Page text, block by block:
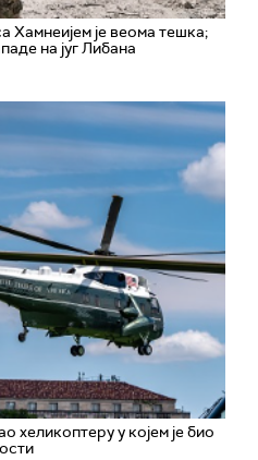
Хамнеијем је веома тешка;
на југ Либана
хеликоптеру у којем је био